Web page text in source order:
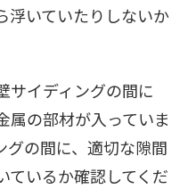
浮いていたりしないか
サイディングの間に
属の部材が入っていま
グの間に、適切な隙間
ているか確認してくだ